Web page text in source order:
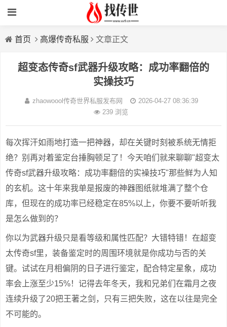
首页 高爆传奇私服 文章正文
超变态传奇sf武器升级攻略：成功率翻倍的
实操技巧
zhaowoool传奇世界私服发布网
2026-04-27 08:36:39
239 浏览
每次挥汗如雨地打造一把神器，却在关键时刻被系统无情拒
绝？别再对着鉴定台捶胸顿足了！今天咱们就来聊聊"超变太
传奇sf武器升级攻略：成功率翻倍的实襙技巧"那些鲜为人知
的玄机。这十年来我单是报废的神器图纸就堆满了整个仓
库，但现在的成功率已经稳定在85%以上，你要不要听听我
是怎么做到的？
你以为武器升级只是看等级和属性匹配？大错特错！在超变
太传奇sf里，装备鉴定时的周围环境就是你成功与否的关
键。试试在月相偏阴的日子进行鉴定，配合特定星象，成功
率会上涨至少15%！记得去年冬天，我和兄弟们在霜月之夜
连续升级了20把王著之剑，只有三把失败，这在以往是完全
不可能的。